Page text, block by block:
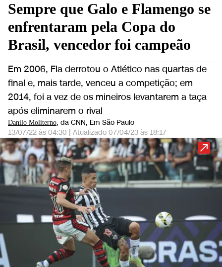
Sempre que Galo e Flamengo se
enfrentaram pela Copa do
Brasil, vencedor foi campeão
Em 2006, Fla derrotou o Atlético nas quartas de
final e, mais tarde, venceu a competição; em
2014, foi a vez de os mineiros levantarem a taça
após eliminarem o rival
Danilo Moliterno, da CNN, Em São Paulo
13/07/22 às 04:30 | Atualizado 07/04/23 às 18:17